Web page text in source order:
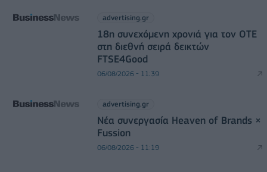
advertising.gr
18η συνεχόμενη χρονιά για τον ΟΤΕ
στη διεθνή σειρά δεικτών
FTSE4Good
06/08/2026 - 11:39
advertising.gr
Νέα συνεργασία Heaven of Brands ×
Fussion
06/08/2026 - 11:19